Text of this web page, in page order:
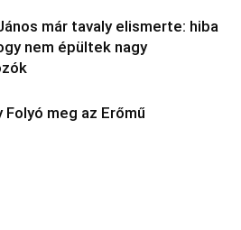
már tavaly elismerte: hiba
nem épültek nagy
Folyó meg az Erőmű